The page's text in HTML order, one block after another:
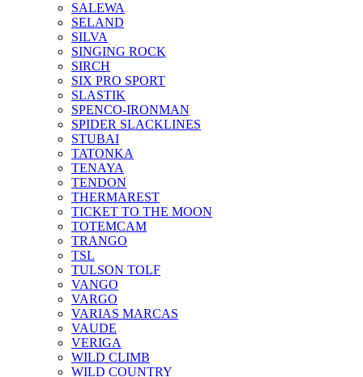
SALEWA
SELAND
SILVA
SINGING ROCK
SIRCH
SIX PRO SPORT
SLASTIK
SPENCO-IRONMAN
SPIDER SLACKLINES
STUBAI
TATONKA
TENAYA
TENDON
THERMAREST
TICKET TO THE MOON
TOTEMCAM
TRANGO
TSL
TULSON TOLF
VANGO
VARGO
VARIAS MARCAS
VAUDE
VERIGA
WILD CLIMB
WILD COUNTRY